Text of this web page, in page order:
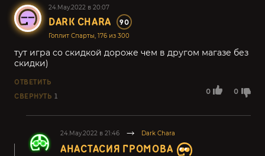
24.May.2022 в 20:07
DARK CHARA 90
Гоплит Спарты, 176 из 300
0 0
тут игра со скидкой дороже чем в другом магазе без
скидки)
ОТВЕТИТЬ
СВЕРНУТЬ 1
24.May.2022 в 21:46 Dark Chara
АНАСТАСИЯ ГРОМОВА